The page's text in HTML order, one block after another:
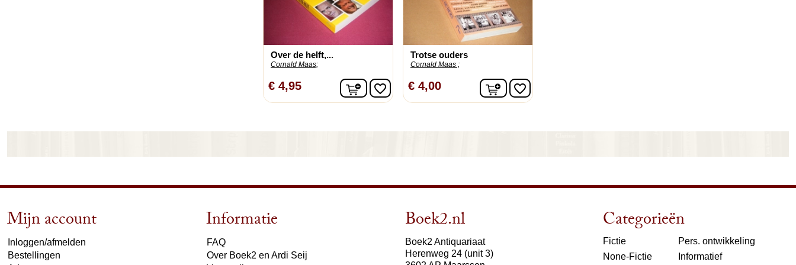
Over de helft,...
Cornald Maas;
€ 4,95 In winkelwagen
favorite_border
Trotse ouders
Cornald Maas ;
€ 4,00 In winkelwagen
favorite_border
Mijn account
Inloggen/afmelden
Bestellingen
Informatie
FAQ
Over Boek2 en Ardi Seij
Boek2.nl
Boek2 Antiquariaat
Herenweg 24 (unit 3)
Categorieën
Fictie
None-Fictie
Pers. ontwikkeling
Informatief